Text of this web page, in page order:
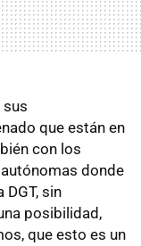
sus
que están en
con los
donde
sin
posibilidad,
que esto es un